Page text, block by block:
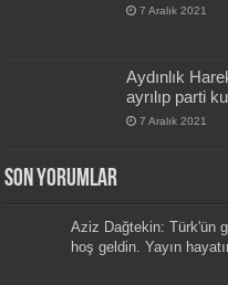
7 Aralık 2021
Aydınlık
ayrılıp parti
7 Aralık 2021
Son Yorumlar
Aziz Dağtekin: Türk'ün
hoş geldin. Yayın